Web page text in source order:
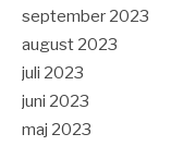
september 2023
august 2023
juli 2023
juni 2023
maj 2023